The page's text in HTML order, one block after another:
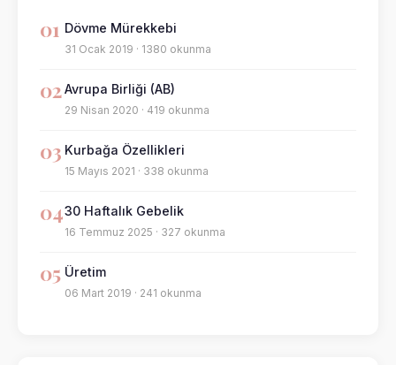
01 Dövme Mürekkebi
31 Ocak 2019 · 1380 okunma
02Avrupa Birliği (AB)
29 Nisan 2020 · 419 okunma
03 Kurbağa Özellikleri
15 Mayıs 2021 · 338 okunma
0430 Haftalık Gebelik
16 Temmuz 2025 · 327 okunma
05 Üretim
06 Mart 2019 · 241 okunma